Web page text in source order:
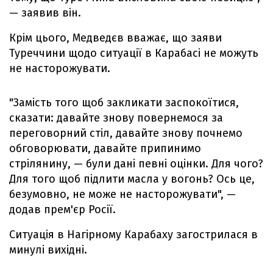
— заявив він.
Крім цього, Медведєв вважає, що заяви
Туреччини щодо ситуації в Карабасі не можуть
не насторожувати.
"Замість того щоб закликати заспокоїтися,
сказати: давайте знову повернемося за
переговорний стіл, давайте знову почнемо
обговорювати, давайте припинимо
стрілянину, — були дані певні оцінки. Для чого?
Для того щоб підлити масла у вогонь? Ось це,
безумовно, не може не насторожувати", —
додав прем'єр Росії.
Ситуація в Нагірному Карабаху загострилася в
минулі вихідні.